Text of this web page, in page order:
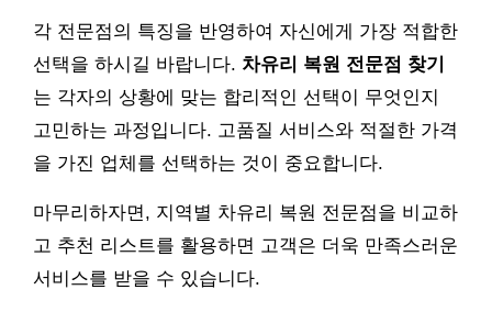
각 전문점의 특징을 반영하여 자신에게 가장 적합한
선택을 하시길 바랍니다. 차유리 복원 전문점 찾기
는 각자의 상황에 맞는 합리적인 선택이 무엇인지
고민하는 과정입니다. 고품질 서비스와 적절한 가격
을 가진 업체를 선택하는 것이 중요합니다.
마무리하자면, 지역별 차유리 복원 전문점을 비교하
고 추천 리스트를 활용하면 고객은 더욱 만족스러운
서비스를 받을 수 있습니다.